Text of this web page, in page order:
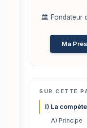
🏛️ Fondateur
Ma
SUR CETTE
I) La
A) Principe